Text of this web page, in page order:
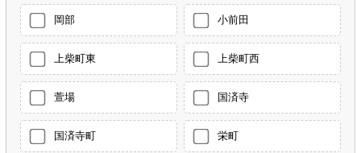
岡部 小前田
上柴町東 上柴町西
萱場 国済寺
国済寺町 栄町